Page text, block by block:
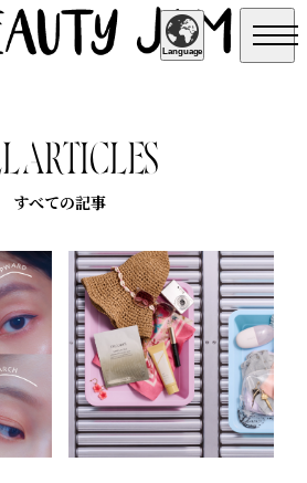
Language
文
日本語
L ARTICLES
すべての記事